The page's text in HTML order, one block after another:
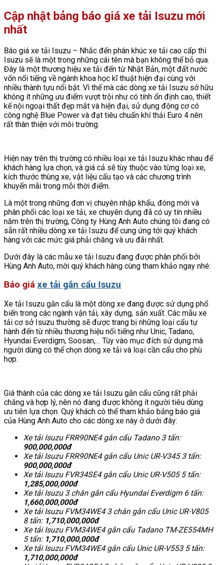
Cập nhật bảng báo giá xe tải Isuzu mới
nhất
Báo giá xe tải Isuzu – Nhắc đến phân khúc xe tải cao cấp thì
Isuzu sẽ là một trong những cái tên mà bạn không thể bỏ qua.
Đây là một thương hiệu xe tải đến từ Nhật Bản, một đất nước
vốn nổi tiếng về ngành khoa học kĩ thuật hiện đại cùng với
nhiều thành tựu nổi bật. Vì thế mà các dòng xe tải Isuzu sở hữu
không ít những ưu điểm vượt trội như có tính ổn định cao, thiết
kế nội ngoại thất đẹp mắt và hiện đại, sử dụng động cơ có
công nghệ Blue Power và đạt tiêu chuẩn khí thải Euro 4 nên
rất thân thiện với môi trường.
Hiện nay trên thị trường có nhiều loại xe tải Isuzu khác nhau để
khách hàng lựa chọn, và giá cả sẽ tùy thuộc vào từng loại xe,
kích thước thùng xe, vật liệu cấu tạo và các chương trình
khuyến mãi trong mỗi thời điểm.
Là một trong những đơn vị chuyên nhập khẩu, đóng mới và
phân phối các loại xe tải, xe chuyên dụng đã có uy tín nhiều
năm trên thị trường, Công ty Hùng Anh Auto chúng tôi đang có
sẵn rất nhiều dòng xe tải Isuzu để cung ứng tới quý khách
hàng với các mức giá phải chăng và ưu đãi nhất.
Dưới đây là các mẫu xe tải Isuzu đang được phân phối bởi
Hùng Anh Auto, mời quý khách hàng cùng tham khảo ngay nhé:
Báo giá xe tải gắn cẩu Isuzu
Xe tải Isuzu gắn cẩu là một dòng xe đang được sử dụng phổ
biến trong các ngành vận tải, xây dựng, sản xuất. Các mẫu xe
tải cơ sở Isuzu thường sẽ được trang bị những loại cẩu tự
hành đến từ nhiều thương hiệu nổi tiếng như Unic, Tadano,
Hyundai Everdigm, Soosan,… Tùy vào mục đích sử dụng mà
người dùng có thể chọn dòng xe tải và loại cần cẩu cho phù
hợp.
Giá thành của các dòng xe tải Isuzu gắn cẩu cũng rất phải
chăng và hợp lý, nên nó đang được không ít người tiêu dùng
ưu tiên lựa chọn. Quý khách có thể tham khảo bảng báo giá
của Hùng Anh Auto cho các dòng xe này ở dưới đây:
Xe tải Isuzu FRR90NE4 gắn cẩu Tadano 3 tấn:
900,000,000đ
Xe tải Isuzu FRR90NE4 gắn cẩu Unic UR-V345 3 tấn:
900,000,000đ
Xe tải Isuzu FVR34SE4 gắn cẩu Unic UR-V505 5 tấn:
1,285,000,000đ
Xe tải Isuzu 3 chân gắn cẩu Hyundai Everdigm 6 tấn:
1,660,000,000đ
Xe tải Isuzu FVM34WE4 3 chân gắn cẩu Unic UR-V805
8 tấn: 1,710,000,000đ
Xe tải Isuzu FVM34WE4 gắn cẩu Tadano TM-ZE554MH
5 tấn: 1,710,000,000đ
Xe tải Isuzu FVM34WE4 gắn cẩu Unic UR-V553 5 tấn:
1,710,000,000đ